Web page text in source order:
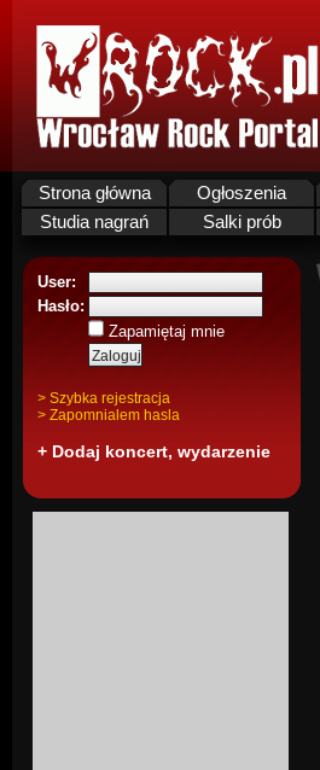
Strona główna Ogłoszenia
Studia nagrań
Salki prób
User:
Hasło:
Zapamiętaj mnie
> Szybka rejestracja
> Zapomnialem hasla
+ Dodaj koncert, wydarzenie